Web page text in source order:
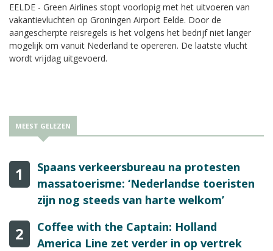
EELDE - Green Airlines stopt voorlopig met het uitvoeren van
vakantievluchten op Groningen Airport Eelde. Door de
aangescherpte reisregels is het volgens het bedrijf niet langer
mogelijk om vanuit Nederland te opereren. De laatste vlucht
wordt vrijdag uitgevoerd.
MEEST GELEZEN
1
Spaans verkeersbureau na protesten
massatoerisme: ‘Nederlandse toeristen
zijn nog steeds van harte welkom’
2
Coffee with the Captain: Holland
America Line zet verder in op vertrek